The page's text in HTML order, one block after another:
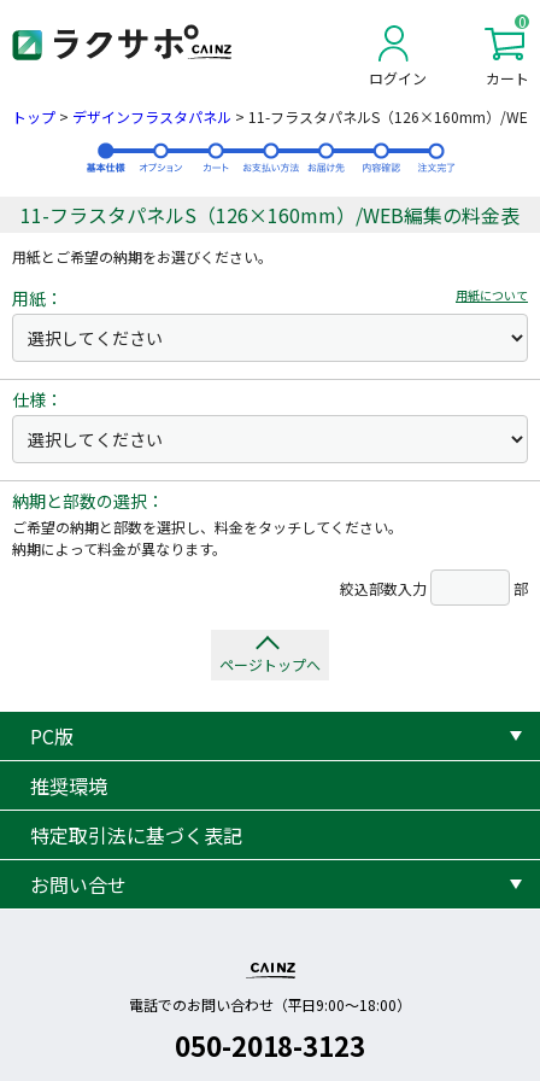
ログイン
0
カート
トップ > デザインフラスタパネル > 11-フラスタパネルS（126×160mm）/
11-フラスタパネルS（126×160mm）/WEB編集の料金表
用紙とご希望の納期をお選びください。
用紙： 用紙について
仕様：
納期と部数の選択：
ご希望の納期と部数を選択し、料金をタッチしてください。
納期によって料金が異なります。
絞込部数入力
部
ページトップへ
PC版
推奨環境
特定取引法に基づく表記
お問い合せ
電話でのお問い合わせ（平日9:00〜18:00）
050-2018-3123